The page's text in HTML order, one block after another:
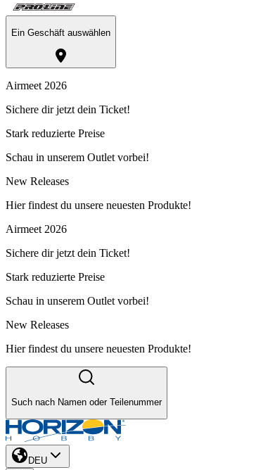
Ein Geschäft auswählen
Airmeet 2026
Sichere dir jetzt dein Ticket!
Stark reduzierte Preise
Schau in unserem Outlet vorbei!
New Releases
Hier findest du unsere neuesten Produkte!
Airmeet 2026
Sichere dir jetzt dein Ticket!
Stark reduzierte Preise
Schau in unserem Outlet vorbei!
New Releases
Hier findest du unsere neuesten Produkte!
Such nach Namen oder Teilenummer
DEU